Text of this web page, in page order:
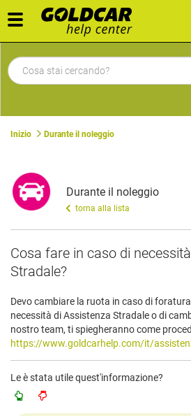
Toggle
navigation
Inizio Durante il noleggio
Durante il noleggio
torna alla lista
​Cosa fare in caso di
Stradale?
Devo cambiare la ruota in caso di
necessità di Assistenza Stradale o di
nostro team, ti spiegheranno come
https://www.goldcarhelp.com/it/
Le è stata utile quest'informazione?